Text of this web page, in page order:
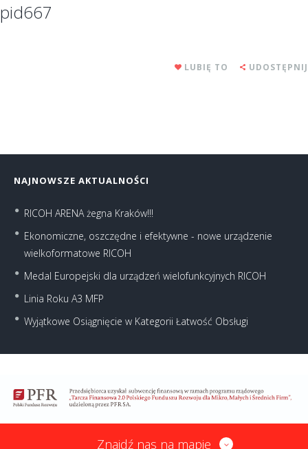
pid667
LUBIĘ TO UDOSTĘPNIJ
NAJNOWSZE AKTUALNOŚCI
RICOH ARENA żegna Kraków!!!
Ekonomiczne, oszczędne i efektywne - nowe urządzenie
wielkoformatowe RICOH
Medal Europejski dla urządzeń wielofunkcyjnych RICOH
Linia Roku A3 MFP
Wyjątkowe Osiągnięcie w Kategorii Łatwość Obsługi
Znajdź nas na mapie